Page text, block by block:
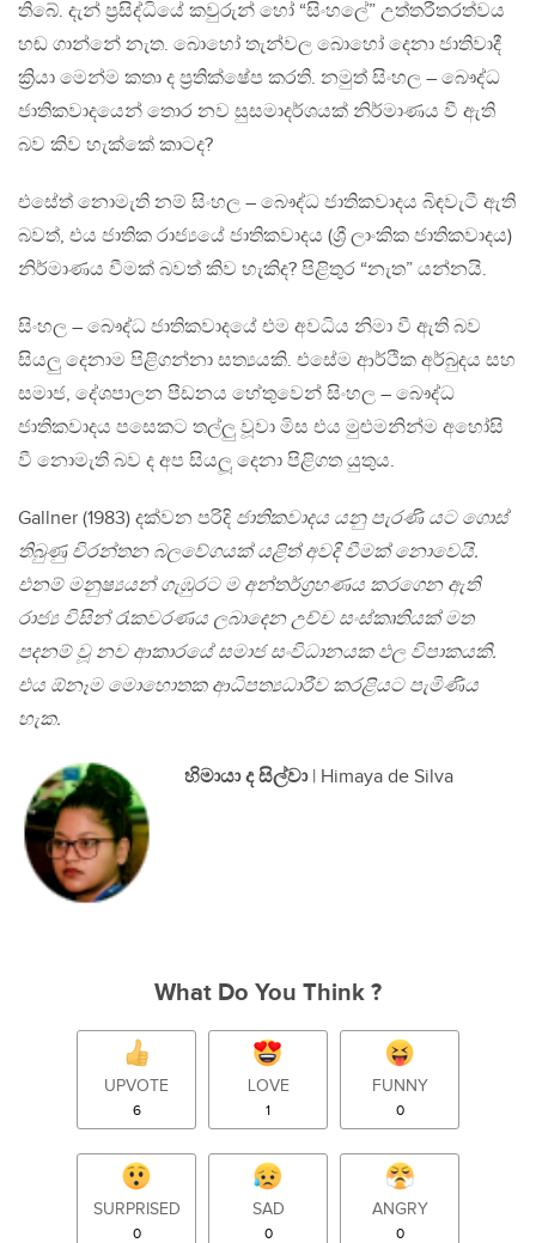
තිබේ. දැන් ප්‍රසිද්ධියේ කවුරුන් හෝ “සිංහලේ” උත්තරීතරත්වය
හඬ ගාන්නේ නැත. බොහෝ තැන්වල බොහෝ දෙනා ජාතිවාදී
ක්‍රියා මෙන්ම කතා ද ප්‍රතික්ෂේප කරති. නමුත් සිංහල – බෞද්ධ
ජාතිකවාදයෙන් තොර නව සුසමාදර්ශයක් නිර්මාණය වී ඇති
බව කිව හැක්කේ කාටද?
එසේත් නොමැති නම් සිංහල – බෞද්ධ ජාතිකවාදය බිඳවැටී ඇති
බවත්, එය ජාතික රාජ්‍යයේ ජාතිකවාදය (ශ්‍රී ලාංකික ජාතිකවාදය)
නිර්මාණය වීමක් බවත් කිව හැකිද? පිළිතුර “නැත” යන්නයි.
සිංහල – බෞද්ධ ජාතිකවාදයේ එම අවධිය නිමා වී ඇති බව
සියලු දෙනාම පිළිගන්නා සත්‍යයකි. එසේම ආර්ථික අර්බුදය සහ
සමාජ, දේශපාලන පීඩනය හේතුවෙන් සිංහල – බෞද්ධ
ජාතිකවාදය පසෙකට තල්ලු වූවා මිස එය මුළුමනින්ම අහෝසි
වී නොමැති බව ද අප සියලූ දෙනා පිළිගත යුතුය.
Gallner (1983) දක්වන පරිදි ජාතිකවාදය යනු පැරණි යට ගොස්
තිබුණු චිරන්තන බලවේගයක් යළිත් අවදි වීමක් නොවෙයි.
එනම් මනුෂ්‍යයන් ගැඹුරට ම අන්තර්ග්‍රහණය කරගෙන ඇති
රාජ්‍ය විසින් රැකවරණය ලබාදෙන උච්ච සංස්කෘතියක් මත
පදනම් වූ නව ආකාරයේ සමාජ සංවිධානයක ඵල විපාකයකි.
එය ඕනෑම මොහොතක ආධිපත්‍යධාරීව කරළියට පැමිණිය
හැක.
හිමායා ද සිල්වා| Himaya de Silva
What Do You Think ?
UPVOTE
6
LOVE
1
FUNNY
0
SURPRISED
0
SAD
0
ANGRY
0